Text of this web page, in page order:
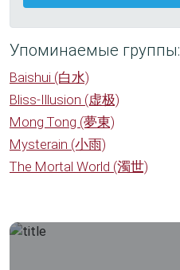
Упоминаемые группы:
Baishui (白水)
Bliss-Illusion (虚极)
Mong Tong (夢東)
Mysterain (小雨)
The Mortal World (濁世)